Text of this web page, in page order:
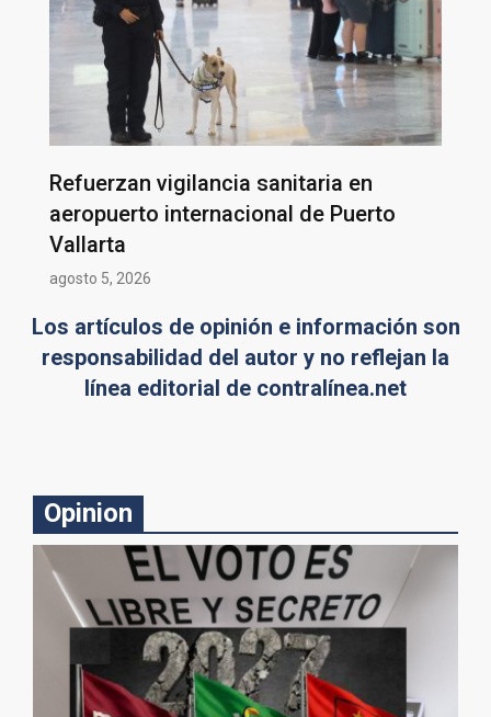
Refuerzan vigilancia sanitaria en
aeropuerto internacional de Puerto
Vallarta
agosto 5, 2026
Los artículos de opinión e información son
responsabilidad del autor y no reflejan la
línea editorial de contralínea.net
Opinion